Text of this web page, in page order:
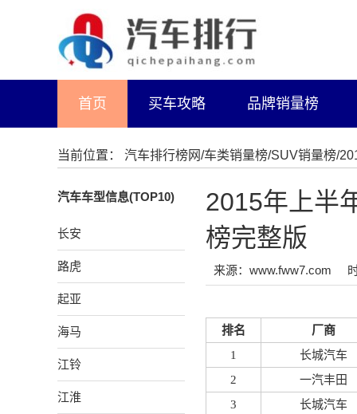
首页 买车攻略 品牌销量榜
当前位置： 汽车排行榜网/车类销量榜/SUV销量榜/
汽车车型信息(TOP10)
长安
路虎
起亚
海马
江铃
江淮
2015年上半
榜完整版
来源：www.fww7.com
排名
厂商
1
长城汽车
2
一汽丰田
3
长城汽车